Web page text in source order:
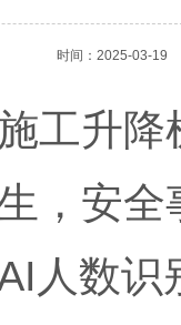
时间：2025-03-19
升降
，安
人数识